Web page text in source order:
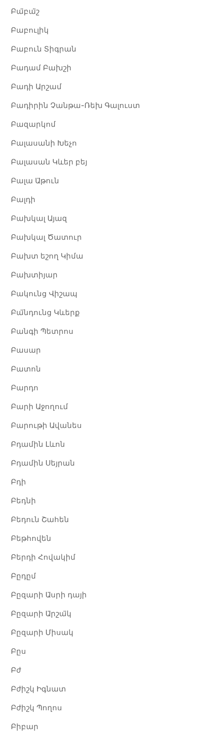
Բա̈բա̈շ
Բաբուլիկ
Բաբուն Տիգրան​
Բադամ Բախշի
Բադի Արշամ
Բադիրին Չանթա-Ռեխ Գալուստ
Բազարկոմ
Բալասանի Խեչո
Բալասան Կևեր բեյ
Բալա Ա̈թուն
Բալդի
Բախկալ Այազ
Բախկալ Ծատուր
Բախտ եշող Կիմա
Բախտիյար
Բակունց Վիշապ
Բա̈նդունց Կևերք
Բանգի Պետրոս
Բասար
Բատոն
Բարդո
Բարի Աջողում
Բարութի Ավանես
Բդամին Լևոն
Բդամին Սեյրան
Բդի
Բեդնի
Բեդուն Շահեն
Բեթհովեն
Բերդի Հովակիմ
Բըդըմ
Բըզարի Ա̈սրի դայի
Բըզարի Ա̈րշա̈կ
Բըզարի Միսակ
Բըս
Բժ
Բժիշկ Իգնատ
Բժիշկ Պողոս
Բիբար